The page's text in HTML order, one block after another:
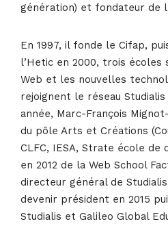
génération) et fondateur de
En 1997, il fonde le Cifap,
l’Hetic en 2000, trois écoles
Web et les nouvelles
rejoignent le réseau Studialis
année, Marc-François
du pôle Arts et Créations
CLFC, IESA, Strate école de
en 2012 de la Web School
directeur général de Studialis
devenir président en 2015
Studialis et Galileo Global